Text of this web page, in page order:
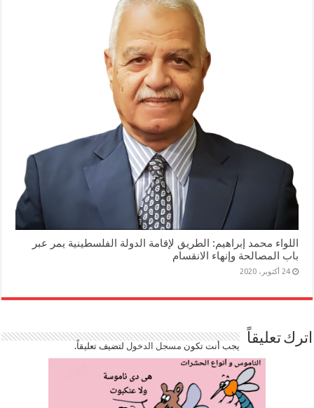
اللواء محمد إبراهيم: الطريق لإقامة الدولة الفلسطينية يمر عبر
باب المصالحة وإنهاء الانقسام
24 أكتوبر، 2020
اترك تعليقاً يجب أنت تكون مسجل الدخوللتضيف تعليقاً.